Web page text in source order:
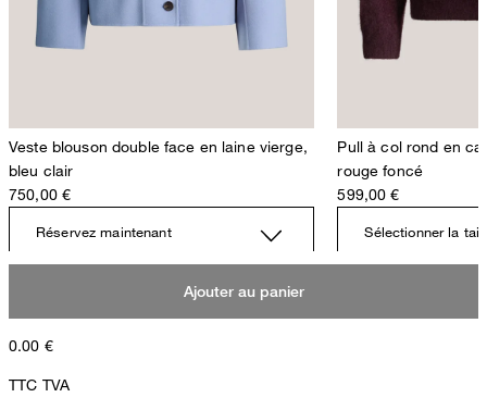
Veste blouson double face en laine vierge,
bleu clair
750,00 €
Réservez maintenant
Pull à col rond en
rouge foncé
599,00 €
Sélectionner la
Ajouter au panier
0.00 €
TTC TVA